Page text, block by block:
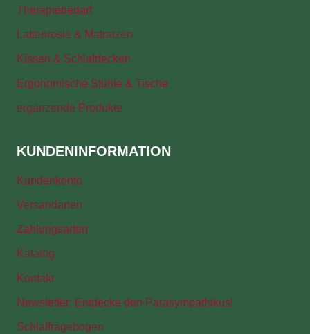
Therapiebedarf
Lattenroste & Matratzen
Kissen & Schlafdecken
Ergonomische Stühle & Tische
ergänzende Produkte
KUNDENINFORMATION
Kundenkonto
Versandarten
Zahlungsarten
Katalog
Kontakt
Newsletter: Entdecke den Parasympathikus!
Schlaffragebogen